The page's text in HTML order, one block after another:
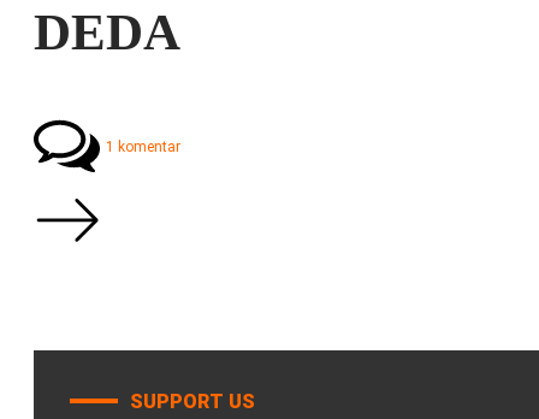
DEDA
1 komentar
SUPPORT US